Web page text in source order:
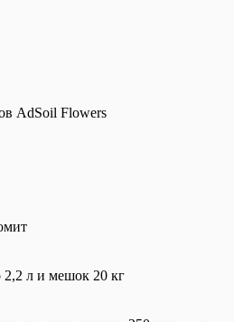
AdSoil Flowers
2,2 л и мешок 20 кг